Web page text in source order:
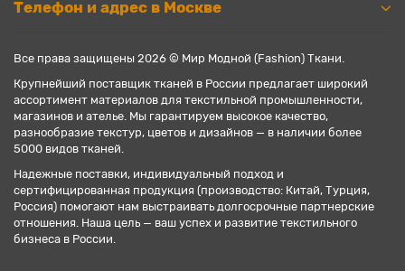
Телефон и адрес в Москве
Все права защищены 2026 © Мир Модной (Fashion) Ткани.
Крупнейший поставщик тканей в России предлагает широкий
ассортимент материалов для текстильной промышленности,
магазинов и ателье. Мы гарантируем высокое качество,
разнообразие текстур, цветов и дизайнов — в наличии более
5000 видов тканей.
Надежные поставки, индивидуальный подход и
сертифицированная продукция (производство: Китай, Турция,
Россия) помогают нам выстраивать долгосрочные партнерские
отношения. Наша цель — ваш успех и развитие текстильного
бизнеса в России.